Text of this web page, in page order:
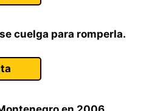
cuelga para romperla.